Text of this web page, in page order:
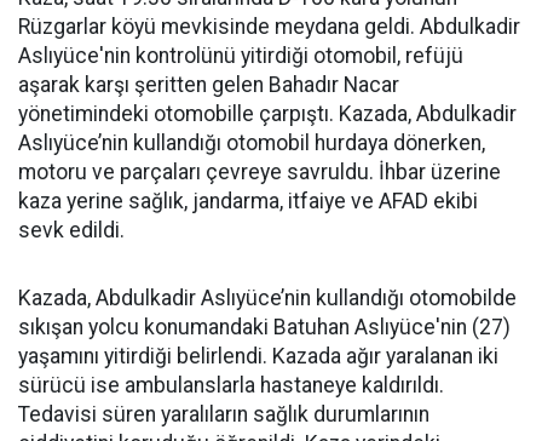
Rüzgarlar köyü mevkisinde meydana geldi. Abdulkadir
Aslıyüce'nin kontrolünü yitirdiği otomobil, refüjü
aşarak karşı şeritten gelen Bahadır Nacar
yönetimindeki otomobille çarpıştı. Kazada, Abdulkadir
Aslıyüce’nin kullandığı otomobil hurdaya dönerken,
motoru ve parçaları çevreye savruldu. İhbar üzerine
kaza yerine sağlık, jandarma, itfaiye ve AFAD ekibi
sevk edildi.
Kazada, Abdulkadir Aslıyüce’nin kullandığı otomobilde
sıkışan yolcu konumandaki Batuhan Aslıyüce'nin (27)
yaşamını yitirdiği belirlendi. Kazada ağır yaralanan iki
sürücü ise ambulanslarla hastaneye kaldırıldı.
Tedavisi süren yaralıların sağlık durumlarının